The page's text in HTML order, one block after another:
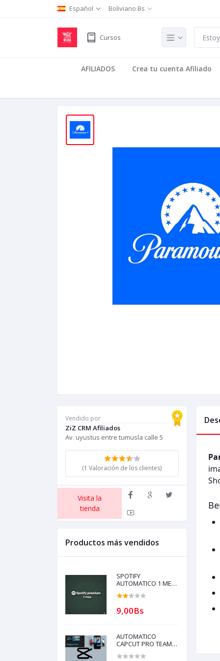
Español Boliviano Bs
Cursos
AFILIADOS Crea tu cuenta Afiliado
Vendido por
ZiZ CRM Afiliados
Av. uyustus entre tumusla calle 5
(1 Valoración de los clientes)
Visita la
tienda
Productos más vendidos
SPOTIFY
AUTOMATICO 1 MES
PARA REVENDER con
garantía (compra
creditos)
9,00Bs
AUTOMATICO
CAPCUT PRO TEAM 1
PARA